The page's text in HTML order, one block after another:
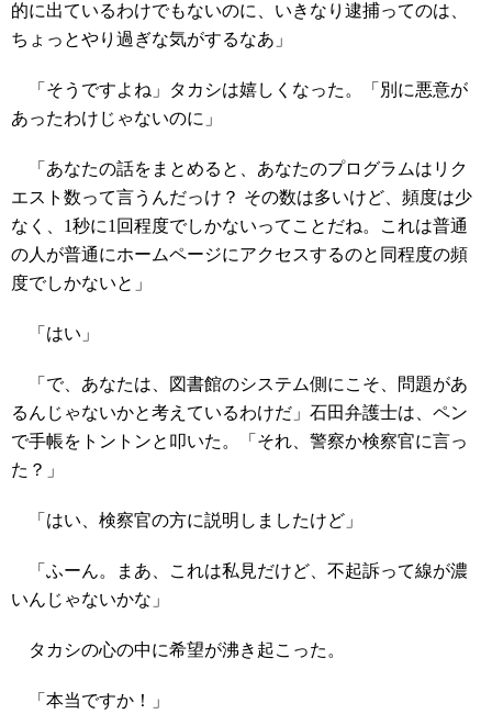
的に出ているわけでもないのに、いきなり逮捕ってのは、
ちょっとやり過ぎな気がするなあ」
「そうですよね」タカシは嬉しくなった。「別に悪意が
あったわけじゃないのに」
「あなたの話をまとめると、あなたのプログラムはリク
エスト数って言うんだっけ？ その数は多いけど、頻度は少
なく、1秒に1回程度でしかないってことだね。これは普通
の人が普通にホームページにアクセスするのと同程度の頻
度でしかないと」
「はい」
「で、あなたは、図書館のシステム側にこそ、問題があ
るんじゃないかと考えているわけだ」石田弁護士は、ペン
で手帳をトントンと叩いた。「それ、警察か検察官に言っ
た？」
「はい、検察官の方に説明しましたけど」
「ふーん。まあ、これは私見だけど、不起訴って線が濃
いんじゃないかな」
タカシの心の中に希望が沸き起こった。
「本当ですか！」